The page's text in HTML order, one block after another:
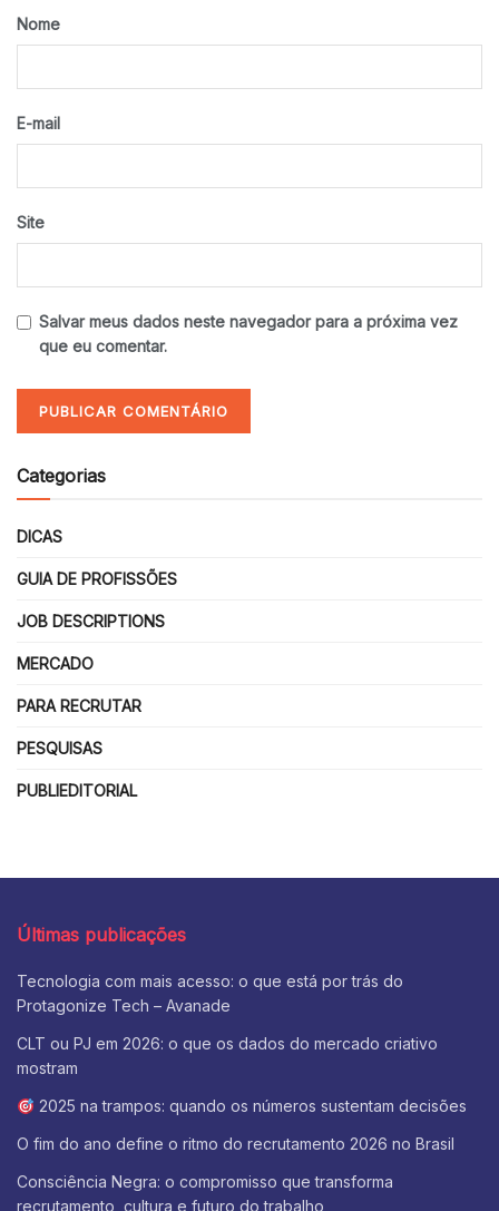
Nome
E-mail
Site
Salvar meus dados neste navegador para a próxima vez
que eu comentar.
Categorias
DICAS
GUIA DE PROFISSÕES
JOB DESCRIPTIONS
MERCADO
PARA RECRUTAR
PESQUISAS
PUBLIEDITORIAL
Últimas publicações
Tecnologia com mais acesso: o que está por trás do
Protagonize Tech – Avanade
CLT ou PJ em 2026: o que os dados do mercado criativo
mostram
2025 na trampos: quando os números sustentam decisões
O fim do ano define o ritmo do recrutamento 2026 no Brasil
Consciência Negra: o compromisso que transforma
recrutamento, cultura e futuro do trabalho